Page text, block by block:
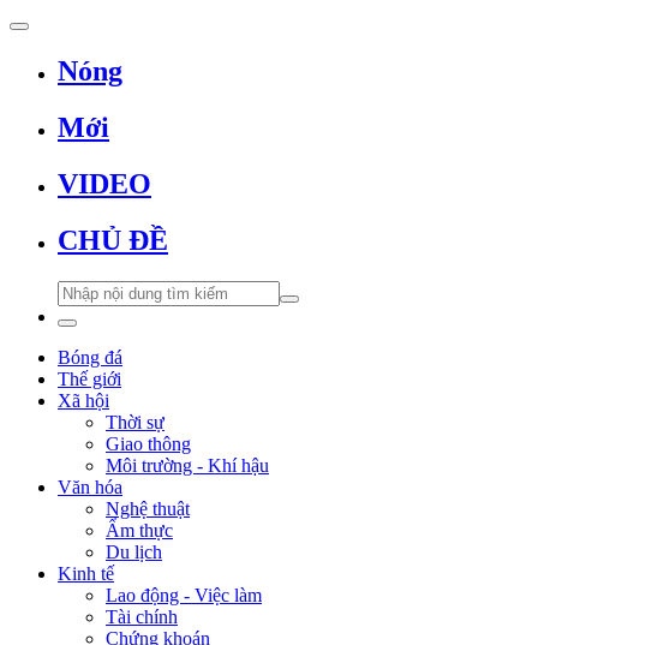
Nóng
Mới
VIDEO
CHỦ ĐỀ
Bóng đá
Thế giới
Xã hội
Thời sự
Giao thông
Môi trường - Khí hậu
Văn hóa
Nghệ thuật
Ẩm thực
Du lịch
Kinh tế
Lao động - Việc làm
Tài chính
Chứng khoán